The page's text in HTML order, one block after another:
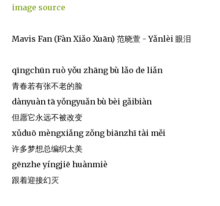
image source
Mavis Fan (Fàn Xiǎo Xuān) 范晓萱 - Yǎnlèi 眼泪
qīngchūn ruò yǒu zhāng bù lǎo de liǎn
青春若有张不老的脸
dànyuàn tā yǒngyuǎn bù bèi gǎibiàn
但愿它永远不被改变
xǔduō mèngxiǎng zǒng biānzhī tài měi
许多梦想总编织太美
gēnzhe yíngjiē huànmiè
跟着迎接幻灭